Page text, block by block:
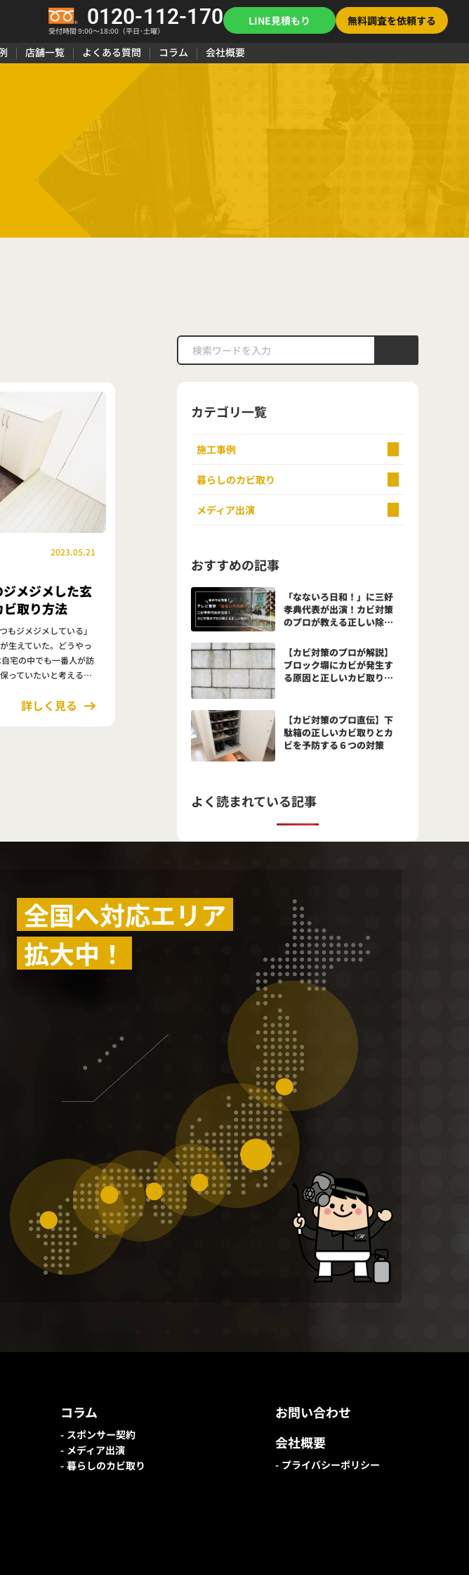
0120-112-170
受付時間 9:00〜18:00（平日･土曜）
LINE見積もり 無料調査を依頼する
店舗一覧 よくある質問 コラム 会社概要
2023.05.21
ジメジメした玄
取り方法
もジメジメしている」
生えていた。どうやっ
っていたいと考える方
詳しく見る
カテゴリ一覧
施工事例
暮らしのカビ取り
メディア出演
おすすめの記事
「なないろ日和！」に三好
孝典代表が出演！カビ対策
のプロが教える正しい除去
【カビ対策のプロが解説】
ブロック塀にカビが発生す
る原因と正しいカビ取り方
【カビ対策のプロ直伝】下
駄箱の正しいカビ取りとカ
ビを予防する６つの対策
よく読まれている記事
全国へ対応エリア
拡大中！
コラム
スポンサー契約
メディア出演
暮らしのカビ取り
お問い合わせ
会社概要
プライバシーポリシー